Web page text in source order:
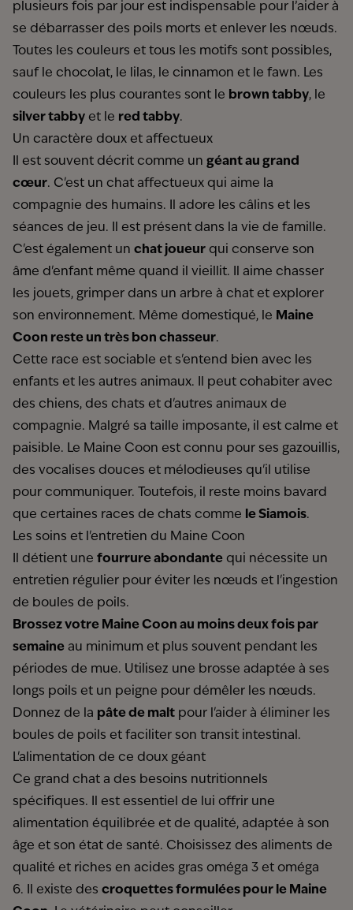
plusieurs fois par jour est indispensable pour l’aider à
se débarrasser des poils morts et enlever les nœuds.
Toutes les couleurs et tous les motifs sont possibles,
sauf le chocolat, le lilas, le cinnamon et le fawn. Les
couleurs les plus courantes sont le brown tabby, le
silver tabby et le red tabby.
Un caractère doux et affectueux
Il est souvent décrit comme un géant au grand
cœur. C'est un chat affectueux qui aime la
compagnie des humains. Il adore les câlins et les
séances de jeu. Il est présent dans la vie de famille.
C'est également un chat joueur qui conserve son
âme d'enfant même quand il vieillit. Il aime chasser
les jouets, grimper dans un arbre à chat et explorer
son environnement. Même domestiqué, le Maine
Coon reste un très bon chasseur.
Cette race est sociable et s'entend bien avec les
enfants et les autres animaux. Il peut cohabiter avec
des chiens, des chats et d'autres animaux de
compagnie. Malgré sa taille imposante, il est calme et
paisible. Le Maine Coon est connu pour ses gazouillis,
des vocalises douces et mélodieuses qu'il utilise
pour communiquer. Toutefois, il reste moins bavard
que certaines races de chats comme le Siamois.
Les soins et l'entretien du Maine Coon
Il détient une fourrure abondante qui nécessite un
entretien régulier pour éviter les nœuds et l'ingestion
de boules de poils.
Brossez votre Maine Coon au moins deux fois par
semaine au minimum et plus souvent pendant les
périodes de mue. Utilisez une brosse adaptée à ses
longs poils et un peigne pour démêler les nœuds.
Donnez de la pâte de malt pour l'aider à éliminer les
boules de poils et faciliter son transit intestinal.
L'alimentation de ce doux géant
Ce grand chat a des besoins nutritionnels
spécifiques. Il est essentiel de lui offrir une
alimentation équilibrée et de qualité, adaptée à son
âge et son état de santé. Choisissez des aliments de
qualité et riches en acides gras oméga 3 et oméga
6. Il existe des croquettes formulées pour le Maine